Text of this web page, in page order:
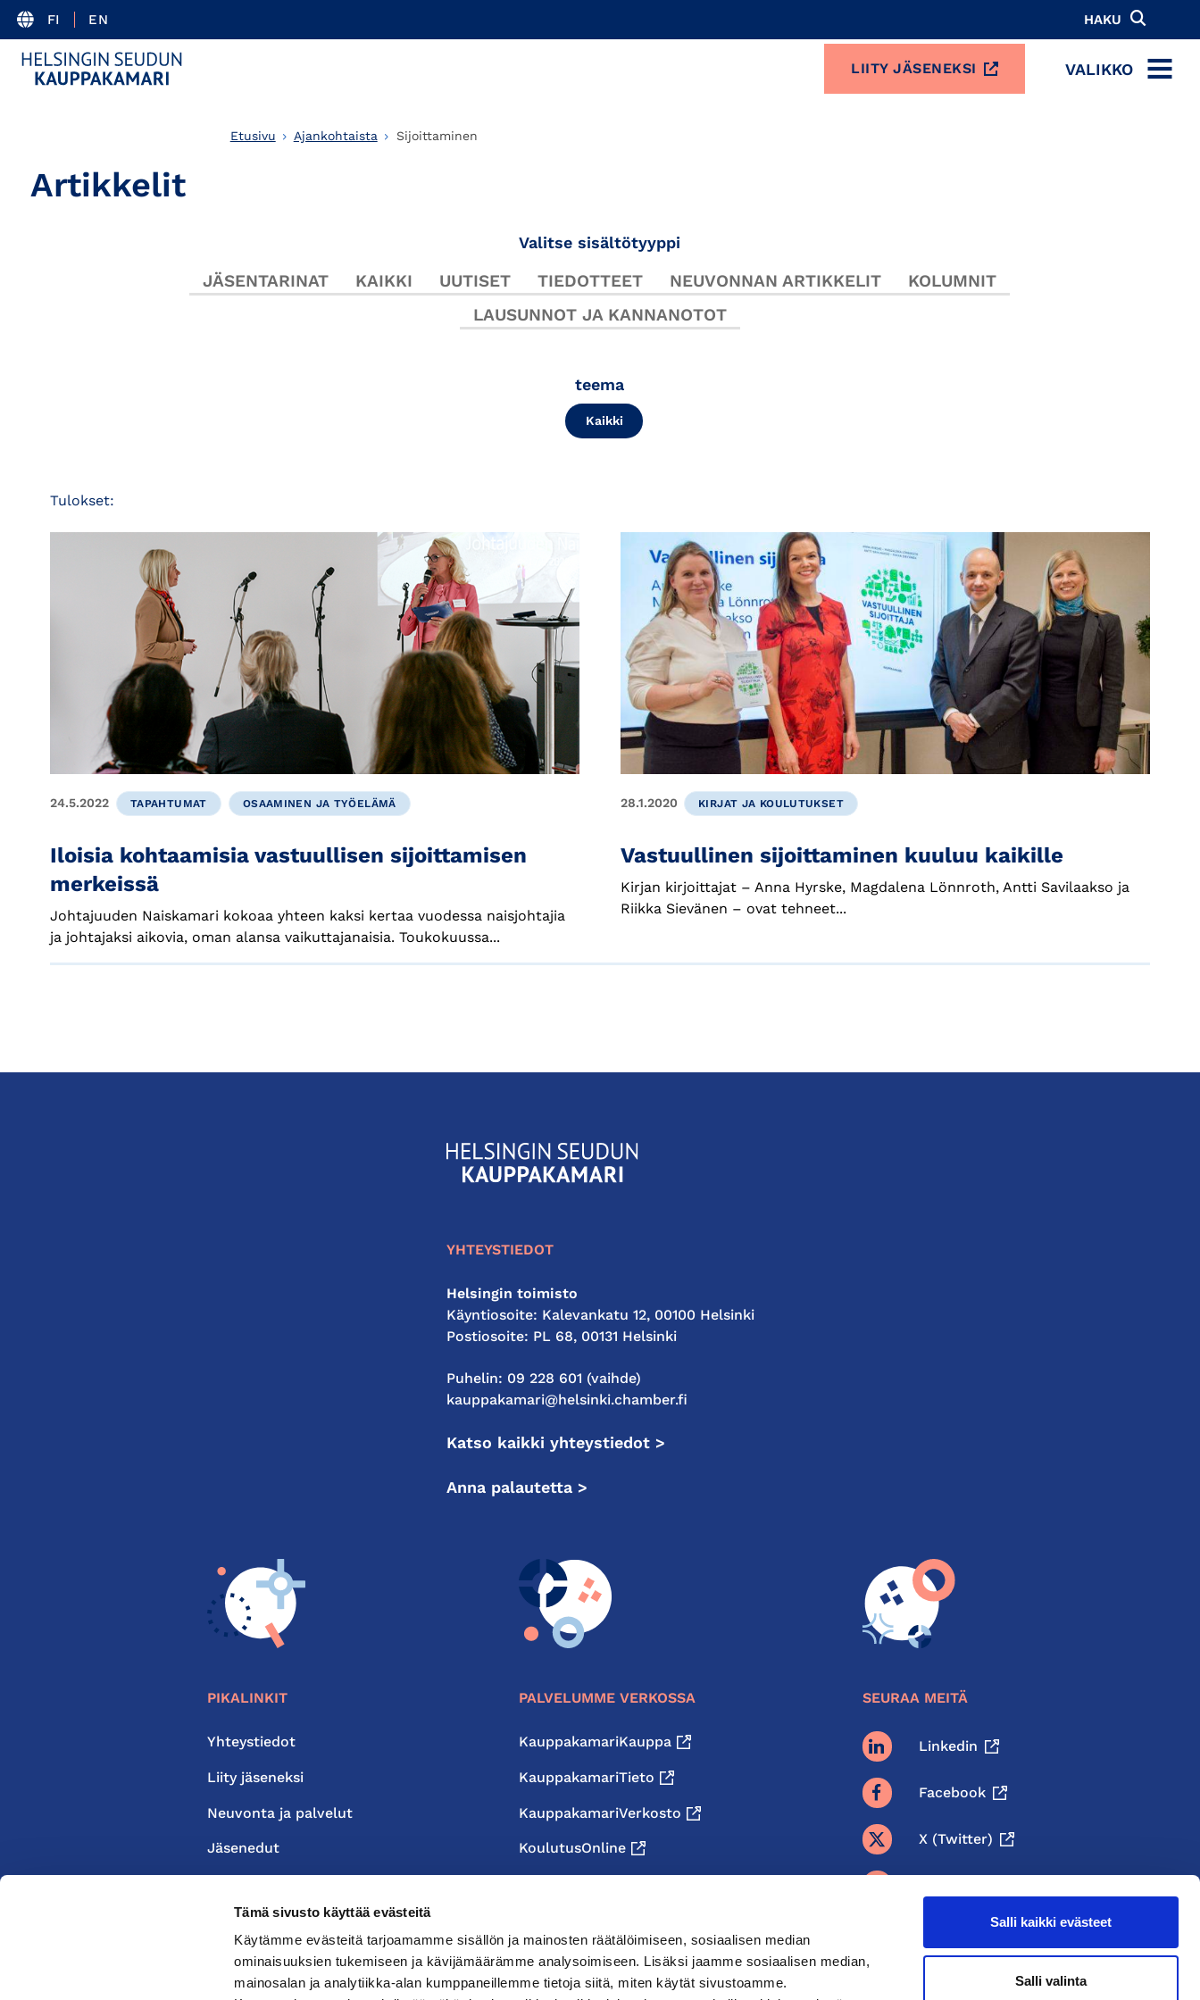
Tämä sivusto käyttää evästeitä
Käytämme evästeitä tarjoamamme sisällön ja mainosten räätälöimiseen, sosiaalisen median
ominaisuuksien tukemiseen ja kävijämäärämme analysoimiseen. Lisäksi jaamme sosiaalisen median,
mainosalan ja analytiikka-alan kumppaneillemme tietoja siitä, miten käytät sivustoamme.
Salli kaikki evästeet
Salli valinta
FI EN HAKU
LIITY JÄSENEKSI VALIKKO
MENU
Etusivu Ajankohtaista Sijoittaminen
Artikkelit
Valitse sisältötyyppi
JÄSENTARINAT KAIKKI UUTISET TIEDOTTEET NEUVONNAN ARTIKKELIT
KOLUMNIT
LAUSUNNOT JA KANNANOTOT
teema
Kaikki
Tulokset:
24.5.2022 TAPAHTUMAT OSAAMINEN JA TYÖELÄMÄ
Iloisia kohtaamisia vastuullisen sijoittamisen
merkeissä
Johtajuuden Naiskamari kokoaa yhteen kaksi kertaa vuodessa naisjohtajia
ja johtajaksi aikovia, oman alansa vaikuttajanaisia. Toukokuussa...
28.1.2020 KIRJAT JA KOULUTUKSET
Vastuullinen sijoittaminen kuuluu kaikille
Kirjan kirjoittajat – Anna Hyrske, Magdalena Lönnroth, Antti Savilaakso ja
Riikka Sievänen – ovat tehneet...
KauppakamariHelsingin
seudun
YHTEYSTIEDOT
Helsingin toimisto
Käyntiosoite: Kalevankatu 12, 00100 Helsinki
Postiosoite: PL 68, 00131 Helsinki
Puhelin: 09 228 601 (vaihde)
kauppakamari@helsinki.chamber.fi
Katso kaikki yhteystiedot >
Anna palautetta >
PIKALINKIT
Yhteystiedot
Liity jäseneksi
Neuvonta ja palvelut
Jäsenedut
PALVELUMME VERKOSSA
KauppakamariKauppa
KauppakamariTieto
KauppakamariVerkosto
KoulutusOnline
SEURAA MEITÄ
Linkedin
Facebook
X (twitter)